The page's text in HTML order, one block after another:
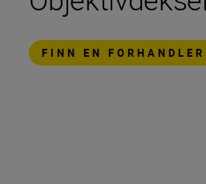
FINN EN FORHANDLER